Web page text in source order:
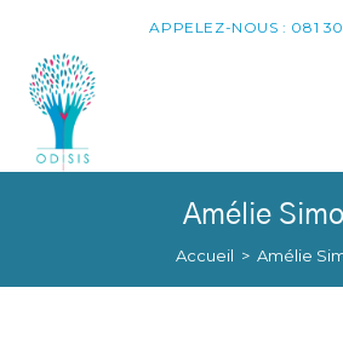
APPELEZ-NOUS : 081
Amélie
Accueil > Amélie